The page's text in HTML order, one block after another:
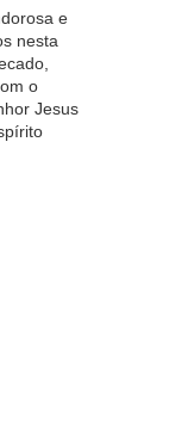
e
nesta
o
Jesus